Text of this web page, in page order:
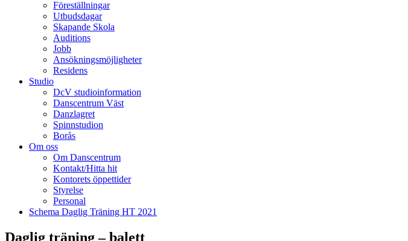
Föreställningar
Utbudsdagar
Skapande Skola
Auditions
Jobb
Ansökningsmöjligheter
Residens
Studio
DcV studioinformation
Danscentrum Väst
Danzlagret
Spinnstudion
Borås
Om oss
Om Danscentrum
Kontakt/Hitta hit
Kontorets öppettider
Styrelse
Personal
Schema Daglig Träning HT 2021
Daglig träning – balett